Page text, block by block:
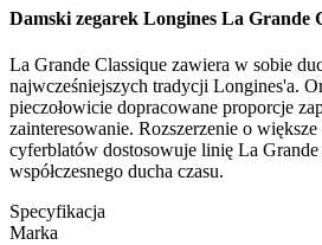
Damski zegarek Longines La Grande
La Grande Classique zawiera w sobie
najwcześniejszych tradycji Longines'a.
pieczołowicie dopracowane proporcje
zainteresowanie. Rozszerzenie o
cyferblatów dostosowuje linię La Grande
współczesnego ducha czasu.
Specyfikacja
Marka